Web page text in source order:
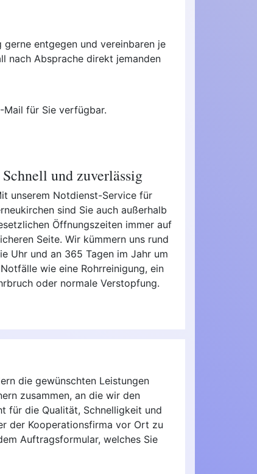
entgegen und vereinbaren je
nach Absprache direkt jemanden
Mail für Sie verfügbar.
Schnell und zuverlässig
unserem Notdienst-Service für
sind Sie auch außerhalb
Öffnungszeiten immer auf
Seite. Wir kümmern uns rund
Uhr und an 365 Tagen im Jahr um
wie eine Rohrreinigung, ein
oder normale Verstopfung.
die gewünschten Leistungen
zusammen, an die wir den
für die Qualität, Schnelligkeit und
der Kooperationsfirma vor Ort zu
Auftragsformular, welches Sie